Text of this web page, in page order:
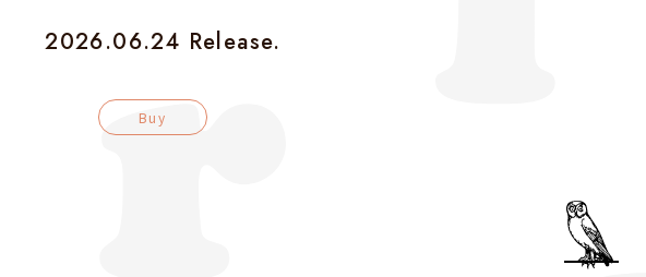
2026.06.24 Release.
Buy